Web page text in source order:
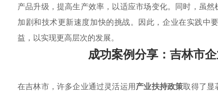
产品升级，提高生产效率，以适应市场变化。同时，虽
加剧和技术更新速度加快的挑战。因此，企业在实践中
益，以实现更高层次的发展。
成功案例分享：吉林市
在吉林市，许多企业通过灵活运用产业扶持政策取得了显